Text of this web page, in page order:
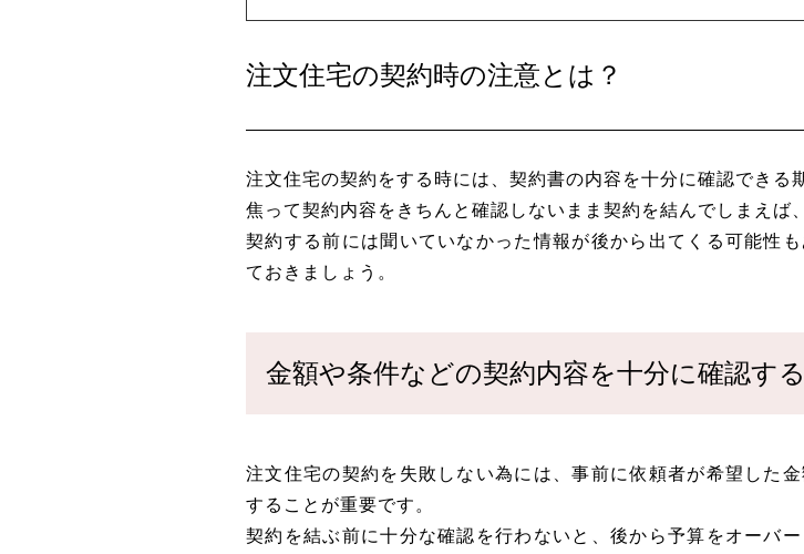
注文住宅の契約時の注意とは？
注文住宅の契約をする時には、契約書の内容を十分に確認できる
焦って契約内容をきちんと確認しないまま契約を結んでしまえば
契約する前には聞いていなかった情報が後から出てくる可能性
ておきましょう。
金額や条件などの契約内容を十分に確認する
注文住宅の契約を失敗しない為には、事前に依頼者が希望した
することが重要です。
契約を結ぶ前に十分な確認を行わないと、後から予算をオーバ